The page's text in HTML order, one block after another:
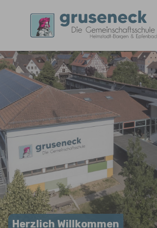
Herzlich Willkommen